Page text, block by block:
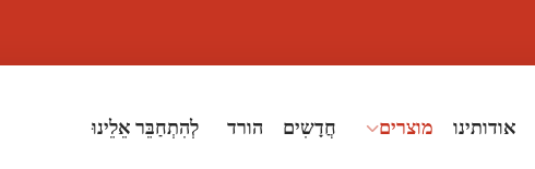
אודותינו מוצרים חֲדָשִים הורד לְהִתְחַבֵּר אֵלֵינוּ